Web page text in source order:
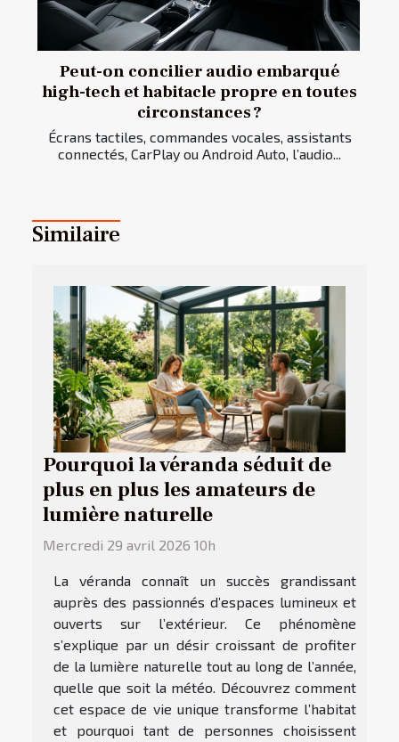
Peut-on concilier audio embarqué
high-tech et habitacle propre en toutes
circonstances ?
Écrans tactiles, commandes vocales, assistants
connectés, CarPlay ou Android Auto, l’audio...
Similaire
Pourquoi la véranda séduit de
plus en plus les amateurs de
lumière naturelle
Mercredi 29 avril 2026 10h
La véranda connaît un succès grandissant
auprès des passionnés d’espaces lumineux et
ouverts sur l’extérieur. Ce phénomène
s’explique par un désir croissant de profiter
de la lumière naturelle tout au long de l’année,
quelle que soit la météo. Découvrez comment
cet espace de vie unique transforme l’habitat
et pourquoi tant de personnes choisissent